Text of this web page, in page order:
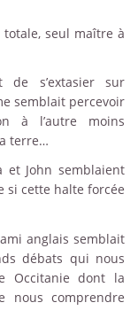
totale, seul maître à
de s’extasier sur
semblait percevoir
à l’autre moins
terre…
et John semblaient
si cette halte forcée
anglais semblait
débats qui nous
Occitanie dont la
nous comprendre